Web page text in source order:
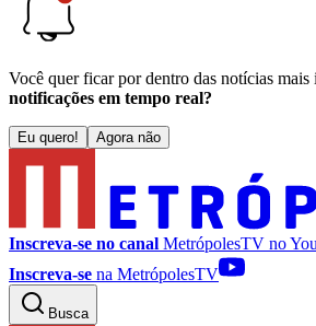
Você quer ficar por dentro das notícias mais
notificações em tempo real?
Eu quero! Agora não
Inscreva-se no canal MetrópolesTV no
Inscreva-se na MetrópolesTV
Busca